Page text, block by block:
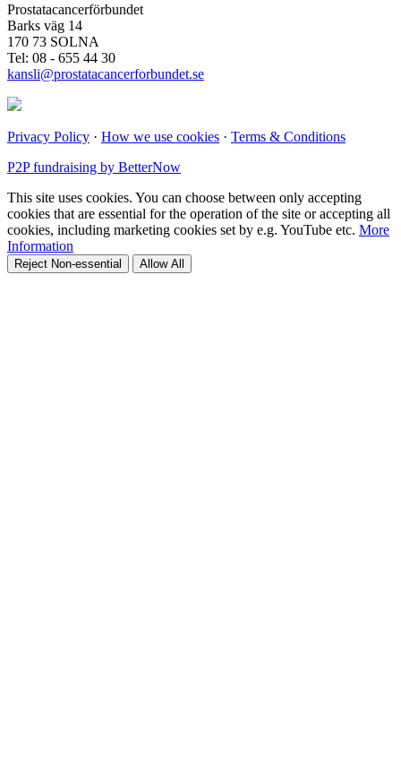
Prostatacancerförbundet
Barks väg 14
170 73 SOLNA
Tel: 08 - 655 44 30
kansli@prostatacancerforbundet.se
Privacy Policy · How we use cookies · Terms & Conditions
P2P fundraising by BetterNow
This site uses cookies. You can choose between only accepting
cookies that are essential for the operation of the site or accepting all
cookies, including marketing cookies set by e.g. YouTube etc. More
Information
Reject Non-essential Allow All